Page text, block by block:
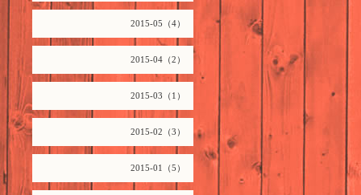
2015-05（4）
2015-04（2）
2015-03（1）
2015-02（3）
2015-01（5）